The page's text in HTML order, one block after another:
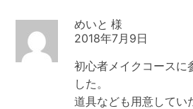
めいと
2018年7月9日
初心者メイクコースに
した。
道具なども用意してい